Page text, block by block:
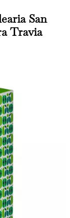
San
Travia